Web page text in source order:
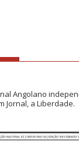
Angolano
Jornal, a Liberdade.